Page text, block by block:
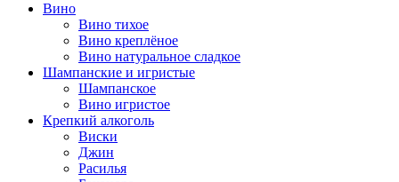
Вино
Вино тихое
Вино креплёное
Вино натуральное сладкое
Шампанские и игристые
Шампанское
Вино игристое
Крепкий алкоголь
Виски
Джин
Расилья